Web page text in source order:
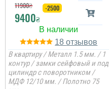
11900₴
9400₴
-2500
18
В квартиру / Металл 1.5 мм. / 1
контур / замки сейфовый и под
цилиндр с поворотником /
МДФ 12/10 мм. / Полотно 75